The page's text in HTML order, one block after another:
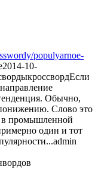
populyarnoe-
2014-10-
кроссвордЕсли
Обычно,
Слово это
в промышленной
один и тот
admin